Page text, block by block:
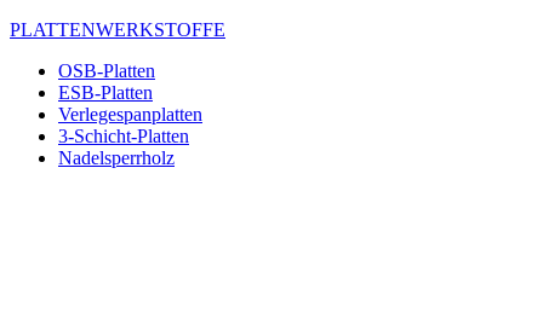
PLATTENWERKSTOFFE
OSB-Platten
ESB-Platten
Verlegespanplatten
3-Schicht-Platten
Nadelsperrholz